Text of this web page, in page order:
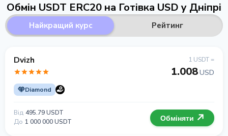
Обмін USDT ERC20 на Готівка USD у Дніпрі
Найкращий курс Рейтинг
Dvizh
Diamond
1 USDT =
1.008USD
Від 495.79 USDT
До 1 000 000 USDT Обміняти